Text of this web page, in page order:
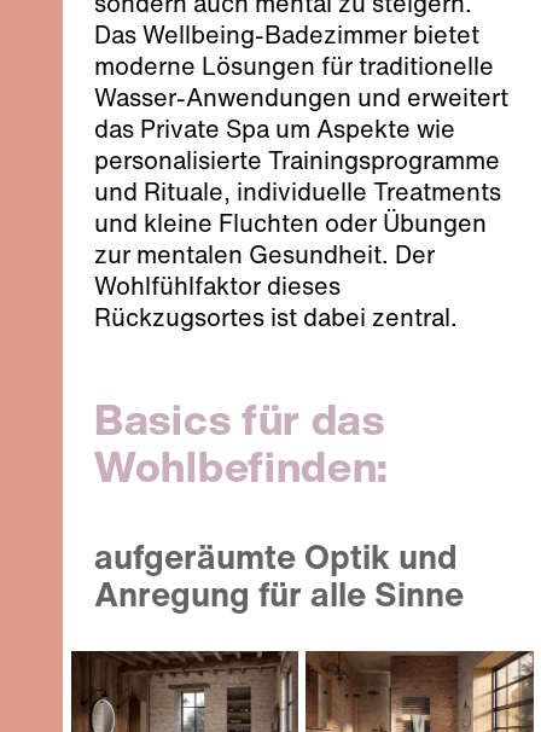
Das Wellbeing-Badezimmer bietet
moderne Lösungen für traditionelle
Wasser-Anwendungen und erweitert
das Private Spa um Aspekte wie
personalisierte Trainingsprogramme
und Rituale, individuelle Treatments
und kleine Fluchten oder Übungen
zur mentalen Gesundheit. Der
Wohlfühlfaktor dieses
Rückzugsortes ist dabei zentral.
Basics für das
Wohlbefinden:
aufgeräumte Optik und
Anregung für alle Sinne